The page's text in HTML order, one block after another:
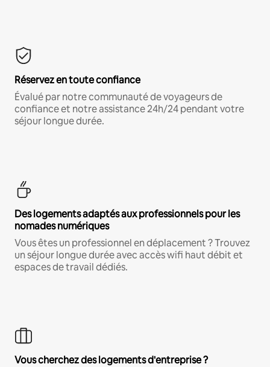
Réservez en toute confiance
Évalué par notre communauté de voyageurs de
confiance et notre assistance 24h/24 pendant votre
séjour longue durée.
Des logements adaptés aux professionnels pour les
nomades numériques
Vous êtes un professionnel en déplacement ? Trouvez
un séjour longue durée avec accès wifi haut débit et
espaces de travail dédiés.
Vous cherchez des logements d'entreprise ?